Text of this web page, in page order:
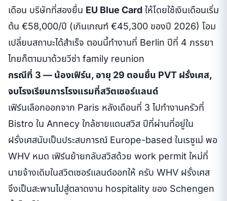
เดือน บริษัทที่สองยื่น EU Blue Card ให้โดยใช้เงินเดือนเริ่ม
ต้น €58,000/ปี (เกินเกณฑ์ €45,300 ของปี 2026) โอม
เปลี่ยนสถานะได้สำเร็จ ตอนนี้ทำงานที่ Berlin ปีที่ 4 ภรรยา
ไทยก็ตามมาด้วยวีซ่า family reunion
กรณีที่ 3 — น้องเฟิร์น, อายุ 29 ตอนยื่น PVT ฝรั่งเศส,
จบโรงเรียนการโรงแรมที่สวิตเซอร์แลนด์
เฟิร์นเลือกออกจาก Paris หลังเดือนที่ 3 ไปทำงานครัวที่
Bistro ใน Annecy ใกล้ชายแดนสวิส ปีที่ผ่านที่อยู่ใน
ฝรั่งเศสนับเป็นประสบการณ์ Europe-based ในเรซูเม่ พอ
WHV หมด เฟิร์นย้ายกลับสวิสด้วย work permit ใหม่ที่
นายจ้างเดิมในสวิตเซอร์แลนด์ออกให้ ครับ WHV ฝรั่งเศส
จึงเป็นสะพานไปสู่ตลาดงาน hospitality ของ Schengen